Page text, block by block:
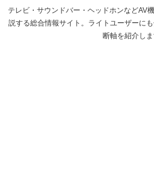
テレビ・サウンドバー・ヘッドホンなどAV
説する総合情報サイト。ライトユーザーに
断軸を紹介しま